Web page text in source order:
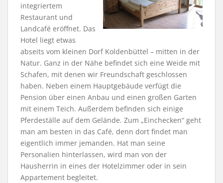
integriertem
Restaurant und
Landcafé eröffnet. Das
Hotel liegt etwas
abseits vom kleinen Dorf Koldenbüttel – mitten in der
Natur. Ganz in der Nähe befindet sich eine Weide mit
Schafen, mit denen wir Freundschaft geschlossen
haben. Neben einem Hauptgebäude verfügt die
Pension über einen Anbau und einen großen Garten
mit einem Teich. Außerdem befinden sich einige
Pferdeställe auf dem Gelände. Zum „Einchecken“ geht
man am besten in das Café, denn dort findet man
eigentlich immer jemanden. Hat man seine
Personalien hinterlassen, wird man von der
Hausherrin in eines der Hotelzimmer oder in sein
Appartement begleitet.